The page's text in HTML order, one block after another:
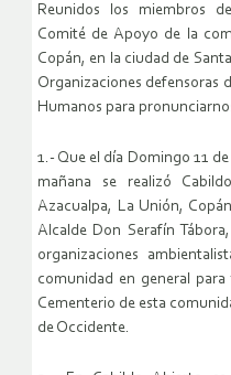
Reunidos los miembros
Comité de Apoyo de la
Copán, en la ciudad de
Organizaciones defensoras
Humanos para
1.- Que el día Domingo 11
mañana se realizó
Azacualpa, La Unión,
Alcalde Don Serafín
organizaciones
comunidad en general
Cementerio de esta
de Occidente.